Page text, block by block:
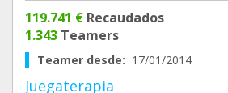
119.741 € Recaudados
1.343 Teamers
Teamer desde: 17/01/2014
Juegaterapia